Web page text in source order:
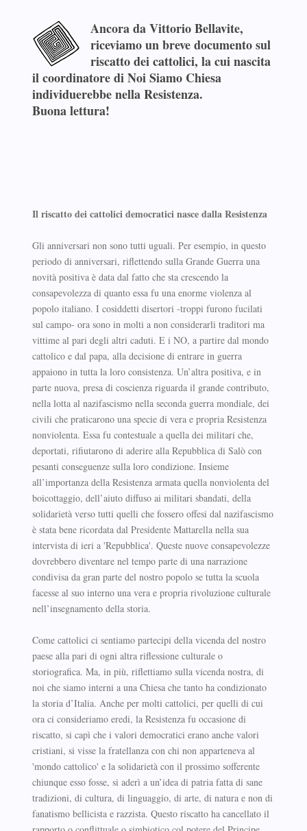
Ancora da Vittorio Bellavite,
riceviamo un breve documento sul
riscatto dei cattolici, la cui nascita
ilcoordinatore di Noi Siamo Chiesa
individuerebbe nella Resistenza.
Buona lettura!
Il riscatto dei cattolici democratici nasce dalla Resistenza
Gli anniversari non sono tutti uguali. Per esempio, in questo
periodo di anniversari, riflettendo sulla Grande Guerra una
novità positiva è data dal fatto che sta crescendo la
consapevolezza di quanto essa fu una enorme violenza al
popolo italiano. I cosiddetti disertori -troppi furono fucilati
sul campo- ora sono in molti a non considerarli traditori ma
vittime al pari degli altri caduti. E i NO, a partire dal mondo
cattolico e dal papa, alla decisione di entrare in guerra
appaiono in tutta la loro consistenza. Un’altra positiva, e in
parte nuova, presa di coscienza riguarda il grande contributo,
nella lotta al nazifascismo nella seconda guerra mondiale, dei
civili che praticarono una specie di vera e propria Resistenza
nonviolenta. Essa fu contestuale a quella dei militari che,
deportati, rifiutarono di aderire alla Repubblica di Salò con
pesanti conseguenze sulla loro condizione. Insieme
all’importanza della Resistenza armata quella nonviolenta del
boicottaggio, dell’aiuto diffuso ai militari sbandati, della
solidarietà verso tutti quelli che fossero offesi dal nazifascismo
è stata bene ricordata dal Presidente Mattarella nella sua
intervista di ieri a 'Repubblica'. Queste nuove consapevolezze
dovrebbero diventare nel tempo parte di una narrazione
condivisa da gran parte del nostro popolo se tutta la scuola
facesse al suo interno una vera e propria rivoluzione culturale
nell’insegnamento della storia.
Come cattolici ci sentiamo partecipi della vicenda del nostro
paese alla pari di ogni altra riflessione culturale o
storiografica. Ma, in più, riflettiamo sulla vicenda nostra, di
noi che siamo interni a una Chiesa che tanto ha condizionato
la storia d’Italia. Anche per molti cattolici, per quelli di cui
ora ci consideriamo eredi, la Resistenza fu occasione di
riscatto, si capì che i valori democratici erano anche valori
cristiani, si visse la fratellanza con chi non apparteneva al
'mondo cattolico' e la solidarietà con il prossimo sofferente
chiunque esso fosse, si aderì a un’idea di patria fatta di sane
tradizioni, di cultura, di linguaggio, di arte, di natura e non di
fanatismo bellicista e razzista. Questo riscatto ha cancellato il